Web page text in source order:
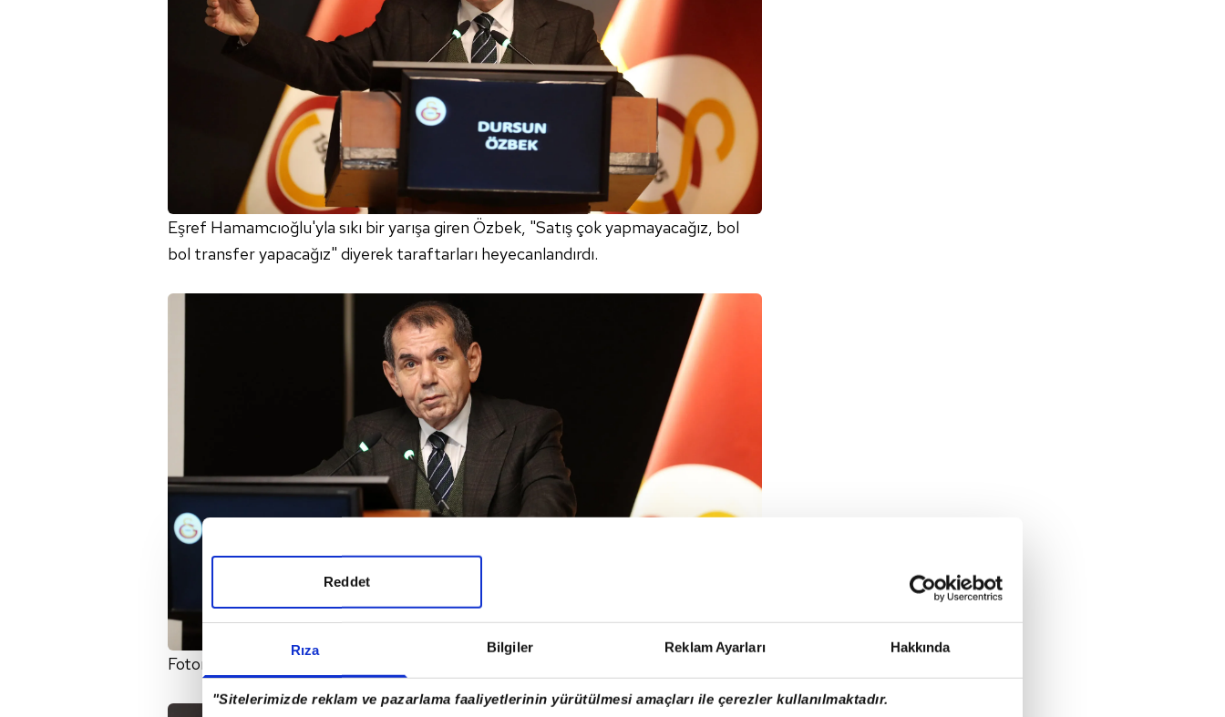
Rıza Bilgiler Reklam Ayarları Hakkında
"Sitelerimizde reklam ve pazarlama faaliyetlerinin yürütülmesi amaçları ile çerezler kullanılmaktadır.
Reddet
Eşref Hamamcıoğlu'yla sıkı bir yarışa giren Özbek, "Satış çok yapmayacağız, bol
bol transfer yapacağız" diyerek taraftarları heyecanlandırdı.
Fotomaç'ın derlediği habere göre Özbek'in en büyük vaadi kuşkusuz Fatih Terim...